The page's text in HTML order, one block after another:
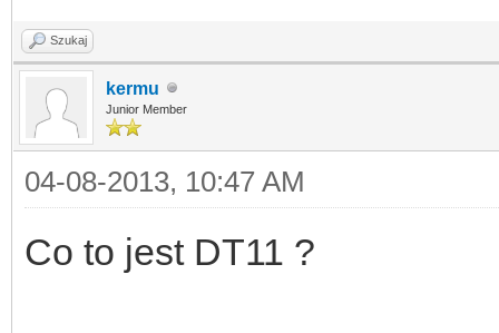
Szukaj
kermu
Junior Member
04-08-2013, 10:47 AM
Co to jest DT11 ?